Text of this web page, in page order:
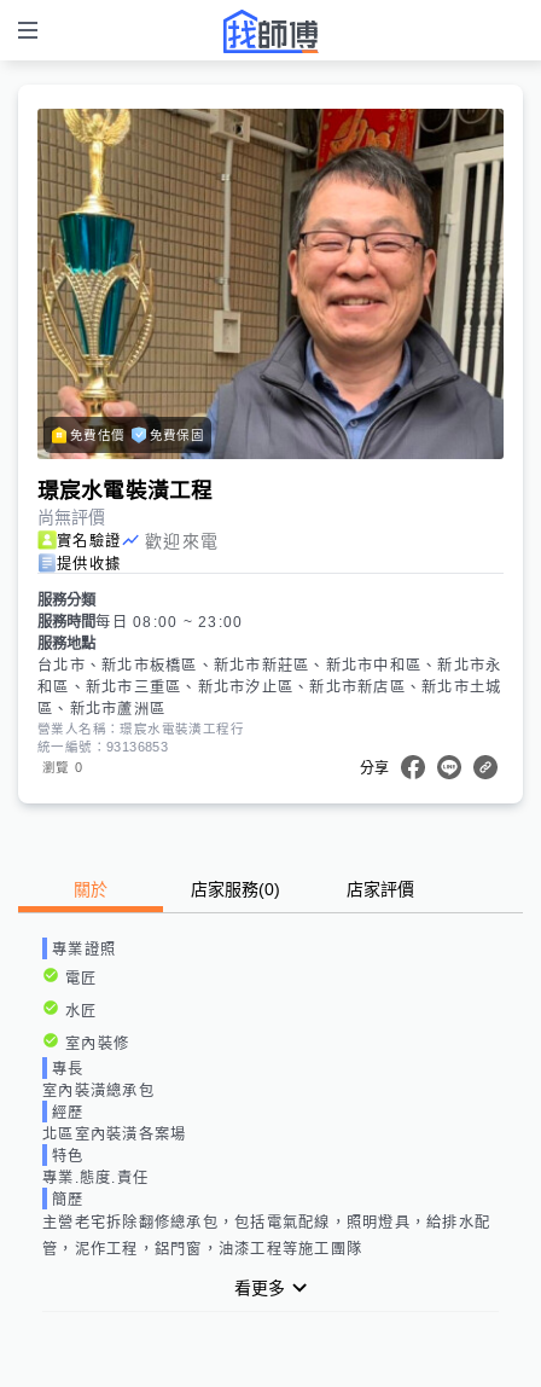
免費估價 免費保固
璟宸水電裝潢工程
尚無評價
實名驗證 歡迎來電
提供收據
服務分類
服務時間每日 08:00 ~ 23:00
服務地點
台北市、新北市板橋區、新北市新莊區、新北市中和區、新北市永
和區、新北市三重區、新北市汐止區、新北市新店區、新北市土城
區、新北市蘆洲區
營業人名稱：璟宸水電裝潢工程行
統一編號：93136853
瀏覽 0 分享
關於 店家服務(0) 店家評價
專業證照
電匠
水匠
室內裝修
專長
室內裝潢總承包
經歷
北區室內裝潢各案場
特色
專業.態度.責任
簡歷
主營老宅拆除翻修總承包，包括電氣配線，照明燈具，給排水配
管，泥作工程，鋁門窗，油漆工程等施工團隊
看更多